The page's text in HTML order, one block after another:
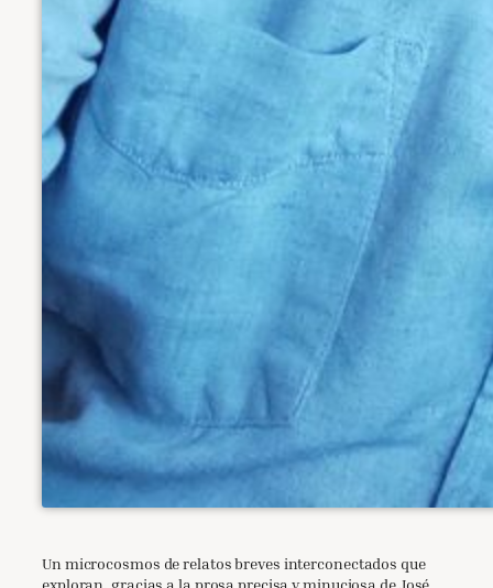
Un microcosmos de relatos breves interconectados que
exploran, gracias a la prosa precisa y minuciosa de José